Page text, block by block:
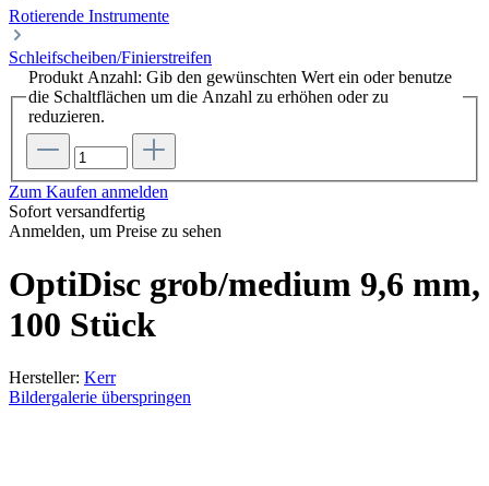
Rotierende Instrumente
Schleifscheiben/Finierstreifen
Produkt Anzahl: Gib den gewünschten Wert ein oder benutze
die Schaltflächen um die Anzahl zu erhöhen oder zu
reduzieren.
Zum Kaufen anmelden
Sofort versandfertig
Anmelden, um Preise zu sehen
OptiDisc grob/medium 9,6 mm,
100 Stück
Hersteller: Kerr
Bildergalerie überspringen